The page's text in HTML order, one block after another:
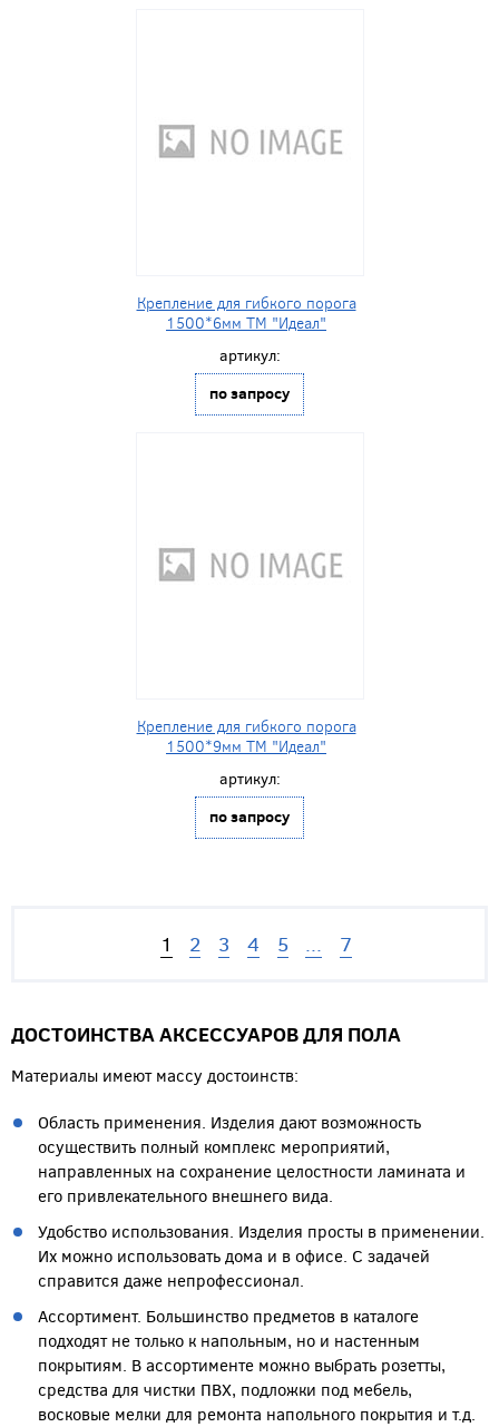
Крепление для гибкого порога
1500*6мм ТМ "Идеал"
артикул:
по запросу
Крепление для гибкого порога
1500*9мм ТМ "Идеал"
артикул:
по запросу
1 2 3 4 5 ... 7
ДОСТОИНСТВА АКСЕССУАРОВ ДЛЯ ПОЛА
Материалы имеют массу достоинств:
Область применения. Изделия дают возможность
осуществить полный комплекс мероприятий,
направленных на сохранение целостности ламината и
его привлекательного внешнего вида.
Удобство использования. Изделия просты в применении.
Их можно использовать дома и в офисе. С задачей
справится даже непрофессионал.
Ассортимент. Большинство предметов в каталоге
подходят не только к напольным, но и настенным
покрытиям. В ассортименте можно выбрать розетты,
средства для чистки ПВХ, подложки под мебель,
восковые мелки для ремонта напольного покрытия и т.д.